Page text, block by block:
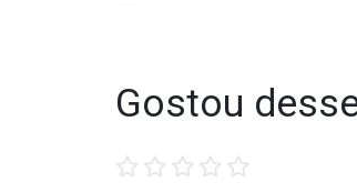
Gostou
star stars stars stars stars